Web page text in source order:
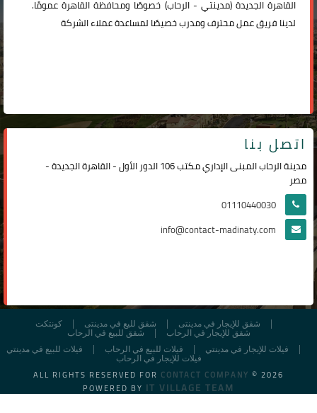
القاهرة الجديدة (مدينتي -الرحاب) خصوصًا ومحافظة القاهرة عمومًا.
لدينا فريق عمل محترف ومدرب خصيصًا لمساعدة عملاء الشركة
اتصل بنا
مدينة الرحاب المبنى الإداري مكتب 106 الدور الأول - القاهرة الجديدة -
مصر
01110440030
info@contact-madinaty.com
كونتكت شقق لليع في مدينتى
شقق للإيجار في مدينتى
شقق للبيع في الرحاب
شقق للإيجار في الرحاب
فيلات للبيع في مدينتي
فيلات للبيع في الرحاب
فيلات للإيجار في مدينتي
فيلات للإيجار في الرحاب
ALL RIGHTS RESERVED FOR CONTACT COMPANY © 2026
POWERED BY IT VILLAGE TEAM